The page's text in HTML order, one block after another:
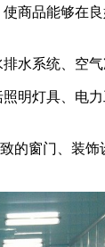
品能够在
系统、空气
灯具、电
窗门、装